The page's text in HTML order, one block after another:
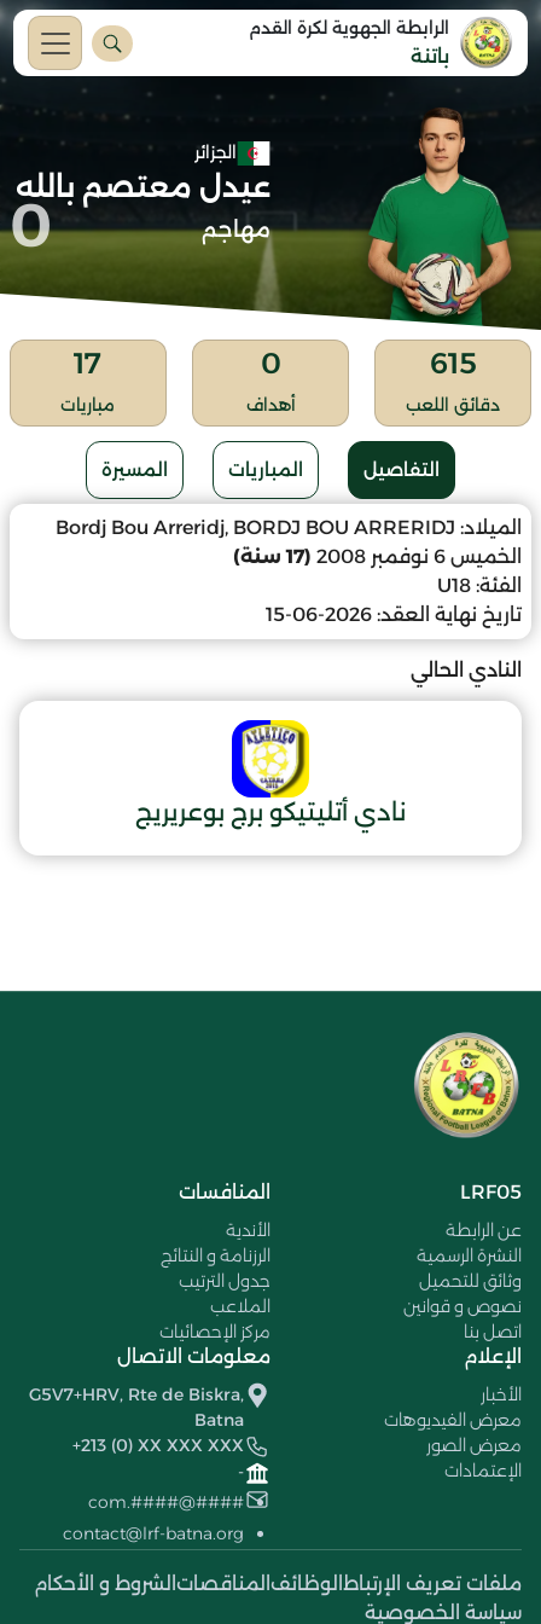
الرابطة الجهوية لكرة القدم
باتنة
الجزائر
عيدل معتصم بالله
مهاجم 0
615
دقائق اللعب
0
أهداف
17
مباريات
التفاصيل المباريات المسيرة
الميلاد: Bordj Bou Arreridj, BORDJ BOU ARRERIDJ
الخميس 6 نوفمبر 2008
(17 سنة)
الفئة: U18
تاريخ نهاية العقد: 2026-06-15
النادي الحالي
نادي أتليتيكو برج بوعريريج
LRF05
عن الرابطة
النشرة الرسمية
وثائق للتحميل
نصوص و قوانين
اتصل بنا
المنافسات
الأندية
الرزنامة و النتائج
جدول الترتيب
الملاعب
مركز الإحصائيات
الإعلام
الأخبار
معرض الفيديوهات
معرض الصور
الإعتمادات
معلومات الاتصال
G5V7+HRV, Rte de Biskra,
Batna
+213 (0) XX XXX XXX
-
####@####.com
contact@lrf-batna.org
ملفات تعريف الإرتباط الوظائف المناقصات الشروط و الأحكام
سياسة الخصوصية